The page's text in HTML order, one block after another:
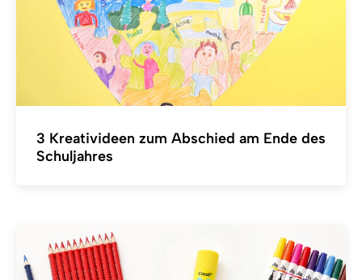
3 Kreativideen zum Abschied am Ende des
Schuljahres